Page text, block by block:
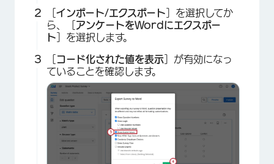
インポート/エクスポート ］を選択してか
ら、［ アンケートをWordにエクスポー
ト ］を選択します。
コード化された値を表示 ］が有効になっ
ていることを確認します。